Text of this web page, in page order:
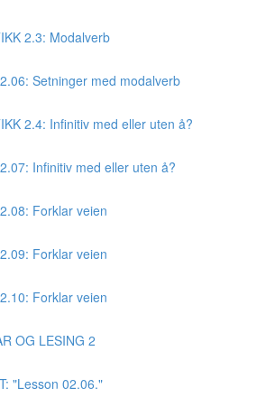
2.3: Modalverb
Setninger med modalverb
2.4: Infinitiv med eller uten å?
Infinitiv med eller uten å?
Forklar veien
Forklar veien
Forklar veien
OG LESING 2
"Lesson 02.06."